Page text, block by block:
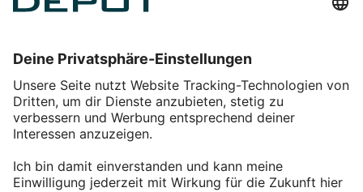
Service
Über DEPOT
Kontakt